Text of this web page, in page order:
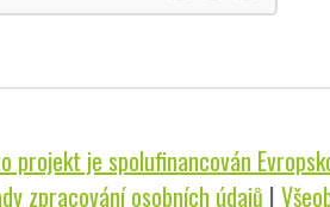
projekt je spolufinancován
zpracování osobních údajů |